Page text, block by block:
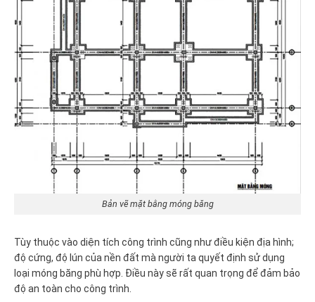
Bản vẽ mặt bằng móng băng
Tùy thuộc vào diện tích công trình cũng như điều kiện địa hình;
độ cứng, độ lún của nền đất mà người ta quyết định sử dụng
loại móng băng phù hợp. Điều này sẽ rất quan trọng để đảm bảo
độ an toàn cho công trình.